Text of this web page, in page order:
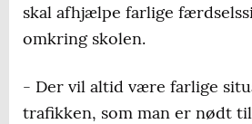
skal afhjælpe farlige
omkring skolen.
- Der vil altid være farlige
trafikken, som man er nødt